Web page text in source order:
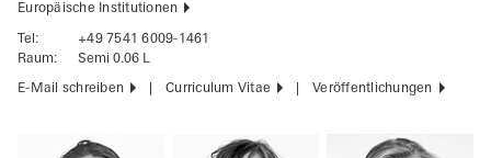
Europäische Institutionen
Tel:
+49 7541 6009-1461
Raum:
Semi 0.06 L
E-Mail schreiben Curriculum Vitae Veröffentlichungen